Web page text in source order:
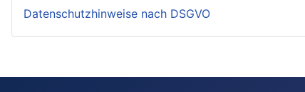
Datenschutzhinweise nach DSGVO